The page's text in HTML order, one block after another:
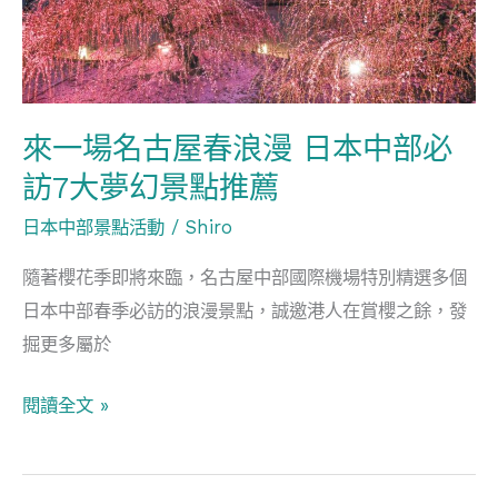
來一場名古屋春浪漫 日本中部必
訪7大夢幻景點推薦
日本中部景點活動 / Shiro
隨著櫻花季即將來臨，名古屋中部國際機場特別精選多個
日本中部春季必訪的浪漫景點，誠邀港人在賞櫻之餘，發
掘更多屬於
春
浪
漫
本
中
部
訪
7
大
幻
閱讀全文 »